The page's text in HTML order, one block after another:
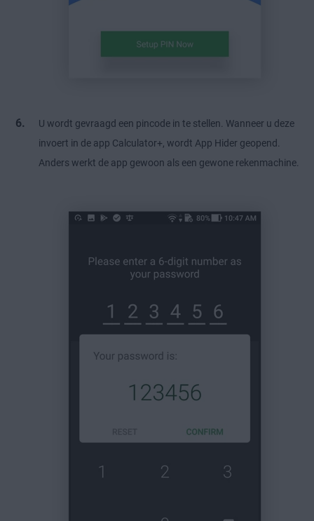
U wordt gevraagd een pincode in te stellen. Wanneer u deze
invoert in de app Calculator+, wordt App Hider geopend.
Anders werkt de app gewoon als een gewone rekenmachine.